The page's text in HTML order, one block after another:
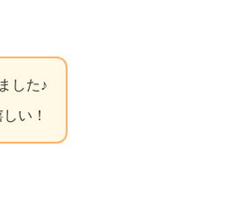
した♪
い！